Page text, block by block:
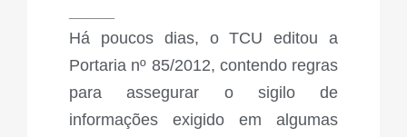
Há poucos dias, o TCU editou a
Portaria nº 85/2012, contendo regras
para assegurar o sigilo de
informações exigido em algumas